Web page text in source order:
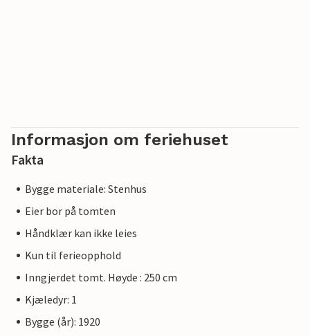
Informasjon om feriehuset
Fakta
Bygge materiale: Stenhus
Eier bor på tomten
Håndklær kan ikke leies
Kun til ferieopphold
Inngjerdet tomt. Høyde : 250 cm
Kjæledyr: 1
Bygge (år): 1920